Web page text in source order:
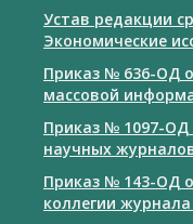
Устав редакции
Экономические
Приказ № 636-ОД
массовой
Приказ № 1097-ОД
научных
Приказ № 143-ОД
коллегии